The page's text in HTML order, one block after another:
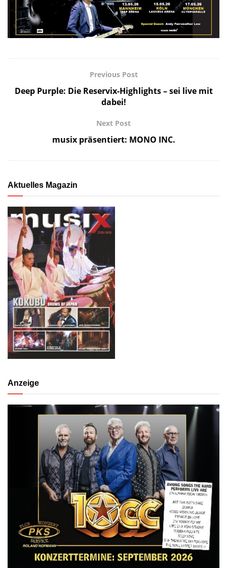
Previous Post
Deep Purple: Die Reservix-Highlights – sei live mit
dabei!
Next Post
musix präsentiert: MONO INC.
Aktuelles Magazin
Anzeige